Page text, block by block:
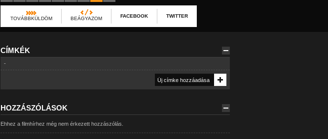
TOVÁBBKÜLDÖM BEÁGYAZOM FACEBOOK TWITTER
CÍMKÉK
-
HOZZÁSZÓLÁSOK
Ehhez a filmhírhez még nem érkezett hozzászólás.